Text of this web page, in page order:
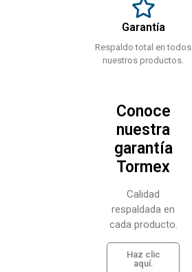
Garantía
Respaldo total en todos
nuestros productos.
Conoce
nuestra
garantía
Tormex
Calidad
respaldada en
cada producto.
Haz clic
aquí.